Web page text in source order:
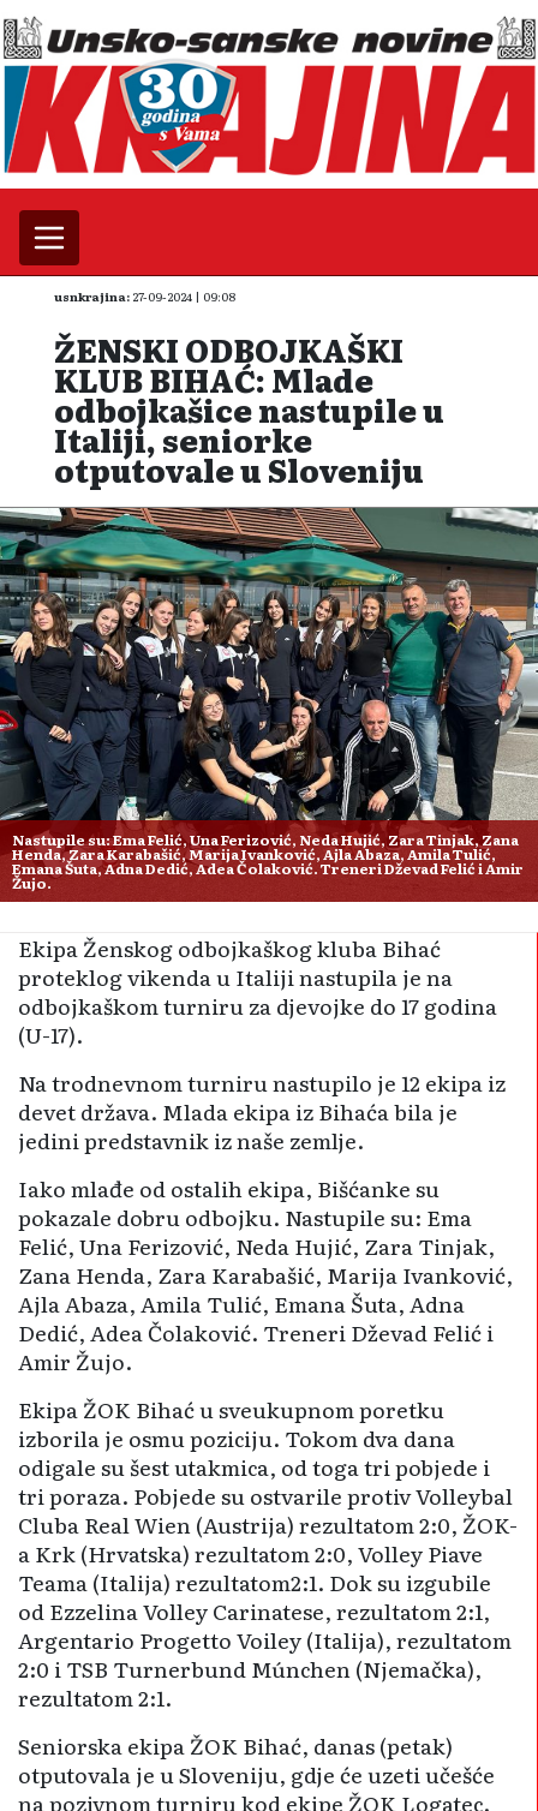
usnkrajina: 27-09-2024 | 09:08
ŽENSKI ODBOJKAŠKI
KLUB BIHAĆ: Mlade
odbojkašice nastupile u
Italiji, seniorke
otputovale u Sloveniju
Nastupile su: Ema Felić, Una Ferizović, Neda Hujić, Zara Tinjak, Zana
Henda, Zara Karabašić, Marija Ivanković, Ajla Abaza, Amila Tulić,
Emana Šuta, Adna Dedić, Adea Čolaković. Treneri Dževad Felić i Amir
Žujo.
Ekipa Ženskog odbojkaškog kluba Bihać
proteklog vikenda u Italiji nastupila je na
odbojkaškom turniru za djevojke do 17 godina
(U-17).
Na trodnevnom turniru nastupilo je 12 ekipa iz
devet država. Mlada ekipa iz Bihaća bila je
jedini predstavnik iz naše zemlje.
Iako mlađe od ostalih ekipa, Bišćanke su
pokazale dobru odbojku. Nastupile su: Ema
Felić, Una Ferizović, Neda Hujić, Zara Tinjak,
Zana Henda, Zara Karabašić, Marija Ivanković,
Ajla Abaza, Amila Tulić, Emana Šuta, Adna
Dedić, Adea Čolaković. Treneri Dževad Felić i
Amir Žujo.
Ekipa ŽOK Bihać u sveukupnom poretku
izborila je osmu poziciju. Tokom dva dana
odigale su šest utakmica, od toga tri pobjede i
tri poraza. Pobjede su ostvarile protiv Volleybal
Cluba Real Wien (Austrija) rezultatom 2:0, ŽOK-
a Krk (Hrvatska) rezultatom 2:0, Volley Piave
Teama (Italija) rezultatom2:1. Dok su izgubile
od Ezzelina Volley Carinatese, rezultatom 2:1,
Argentario Progetto Voiley (Italija), rezultatom
2:0 i TSB Turnerbund Múnchen (Njemačka),
rezultatom 2:1.
Seniorska ekipa ŽOK Bihać, danas (petak)
otputovala je u Sloveniju, gdje će uzeti učešće
na pozivnom turniru kod ekipe ŽOK Logatec.